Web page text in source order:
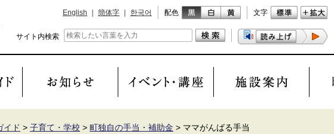
English 簡体字 한국어 配色 文字
サイト内検索
イド > 子育て・学校 > 町独自の手当・補助金 > ママがんばる手当